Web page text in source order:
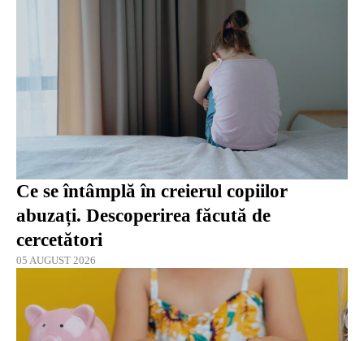
Ce se întâmplă în creierul copiilor
abuzați. Descoperirea făcută de
cercetători
05 AUGUST 2026